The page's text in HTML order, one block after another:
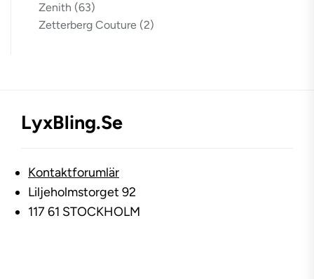
Zenith (63)
Zetterberg Couture (2)
LyxBling.se
Kontaktforumlär
Liljeholmstorget 92
117 61 STOCKHOLM